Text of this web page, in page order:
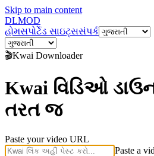
Skip to main content
DLMOD
હોમસપોર્ટેડ સાઇટ્સસંપર્ક
🎬Kwai Downloader
Kwai વિડિઓ
તરત જ
Paste your video URL
Paste a